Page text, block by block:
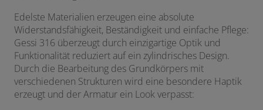
Edelste Materialien erzeugen eine absolute
Widerstandsfähigkeit, Beständigkeit und einfache Pflege:
Gessi 316 überzeugt durch einzigartige Optik und
Funktionalität reduziert auf ein zylindrisches Design.
Durch die Bearbeitung des Grundkörpers mit
verschiedenen Strukturen wird eine besondere Haptik
erzeugt und der Armatur ein Look verpasst: